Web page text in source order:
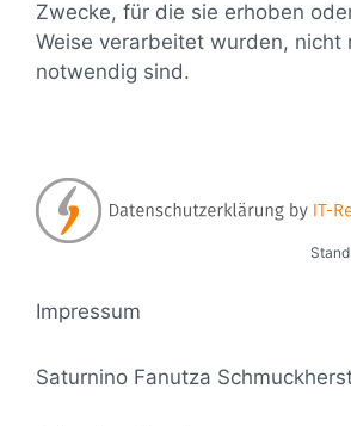
Zwecke, für die sie erhoben
Weise verarbeitet wurden, nicht
notwendig sind.
Impressum
Saturnino Fanutza